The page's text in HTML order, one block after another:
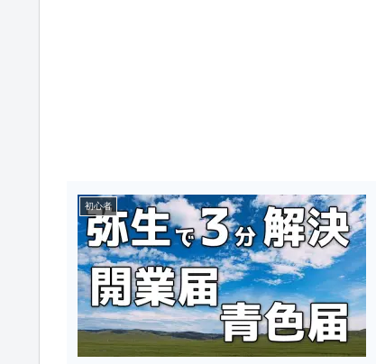
初心者